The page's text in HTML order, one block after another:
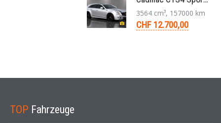
3564 cm³, 157000 km
CHF 12.700,00
TOP Fahrzeuge